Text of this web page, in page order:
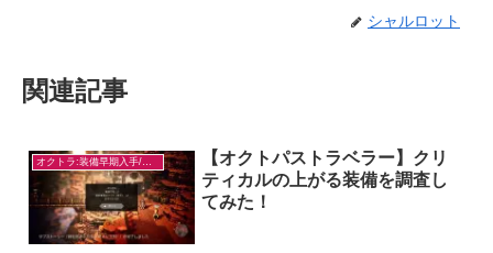
シャルロット
関連記事
オクトラ:装備早期入手/目的別
【オクトパストラベラー】クリ
ティカルの上がる装備を調査し
てみた！